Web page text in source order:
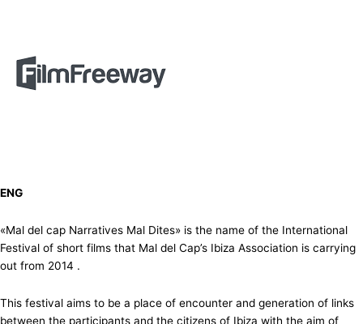
ENG
«Mal del cap Narratives Mal Dites» is the name of the International
Festival of short films that Mal del Cap’s Ibiza Association is carrying
out from 2014 .
This festival aims to be a place of encounter and generation of links
between the participants and the citizens of Ibiza with the aim of